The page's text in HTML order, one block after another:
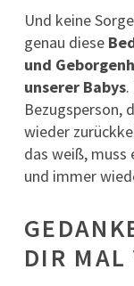
Und keine
genau diese
und
unserer Babys
Bezugsperson,
wieder
das weiß, muss
und immer
DIR